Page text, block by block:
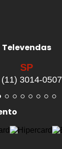
Televendas
SP
3014-0507